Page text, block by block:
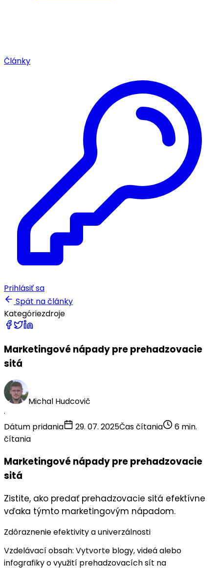
Články
Prihlásiť sa
Spät na články
Kategóriezdroje
Marketingové nápady pre prehadzovacie
sitá
Michal Hudcovič
·
Dátum pridania
29. 07. 2025Čas čítania
6 min.
čítania
Marketingové nápady pre prehadzovacie
sitá
Zistite, ako predať prehadzovacie sitá efektívne
vďaka týmto marketingovým nápadom.
Zdôraznenie efektivity a univerzálnosti
Vzdelávací obsah: Vytvorte blogy, videá alebo
infografiky o využití prehadzovacích sít na